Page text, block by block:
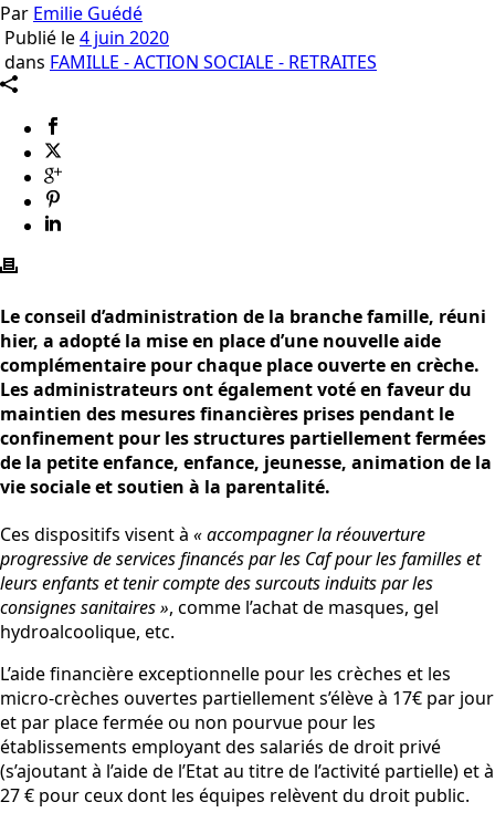
Par Emilie Guédé
Publié le4 juin 2020
dans FAMILLE - ACTION SOCIALE - RETRAITES
Le conseil d’administration de la branche famille, réuni
hier, a adopté la mise en place d’une nouvelle aide
complémentaire pour chaque place ouverte en crèche.
Les administrateurs ont également voté en faveur du
maintien des mesures financières prises pendant le
confinement pour les structures partiellement fermées
de la petite enfance, enfance, jeunesse, animation de la
vie sociale et soutien à la parentalité.
Ces dispositifs visent à « accompagner la réouverture
progressive de services financés par les Caf pour les familles et
leurs enfants et tenir compte des surcouts induits par les
consignes sanitaires », comme l’achat de masques, gel
hydroalcoolique, etc.
L’aide financière exceptionnelle pour les crèches et les
micro-crèches ouvertes partiellement s’élève à 17€ par jour
et par place fermée ou non pourvue pour les
établissements employant des salariés de droit privé
(s’ajoutant à l’aide de l’Etat au titre de l’activité partielle) et à
27 € pour ceux dont les équipes relèvent du droit public.